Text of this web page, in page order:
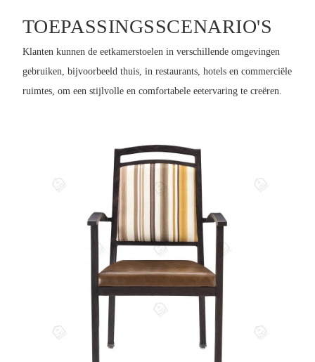
TOEPASSINGSSCENARIO'S
Klanten kunnen de eetkamerstoelen in verschillende omgevingen
gebruiken, bijvoorbeeld thuis, in restaurants, hotels en commerciële
ruimtes, om een ​​stijlvolle en comfortabele eetervaring te creëren.